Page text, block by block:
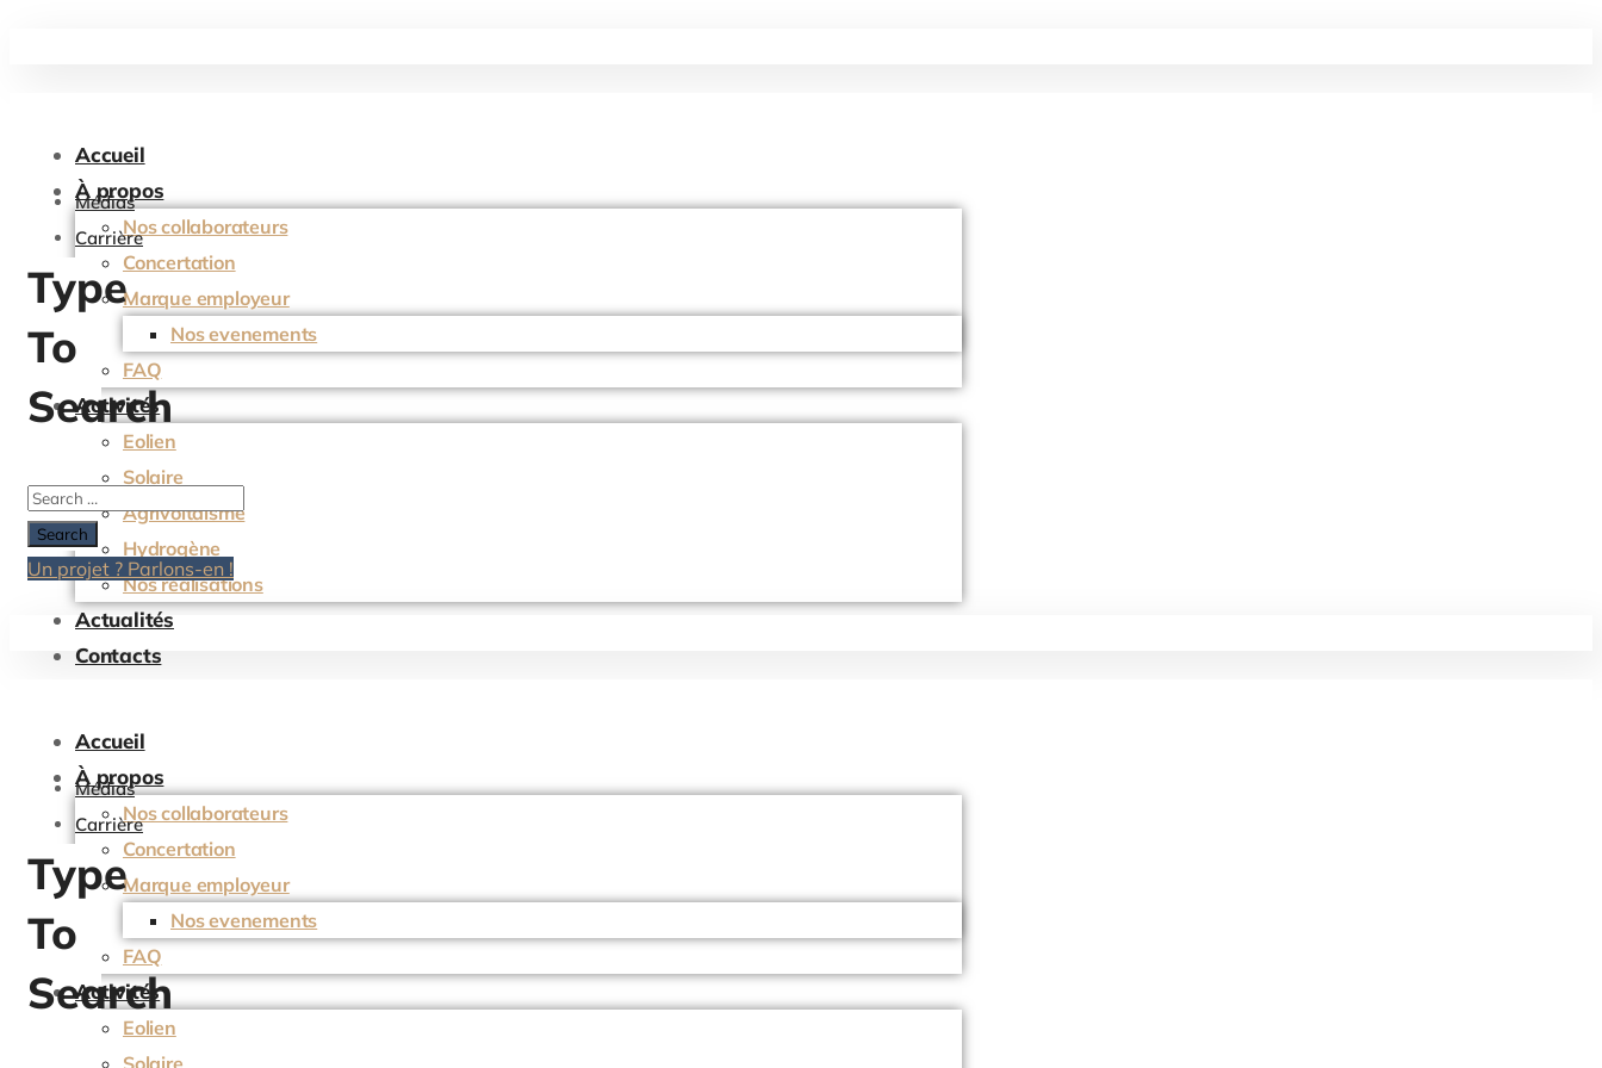
Accueil
À propos
Nos collaborateurs
Concertation
Marque employeur
Nos evenements
FAQ
Activités
Eolien
Solaire
Agrivoltaïsme
Hydrogène
Nos réalisations
Actualités
Contacts
Médias
Carrière
Type
To
Search
Un projet ? Parlons-en !
Accueil
À propos
Nos collaborateurs
Concertation
Marque employeur
Nos evenements
FAQ
Activités
Eolien
Solaire
Médias
Carrière
Type
To
Search